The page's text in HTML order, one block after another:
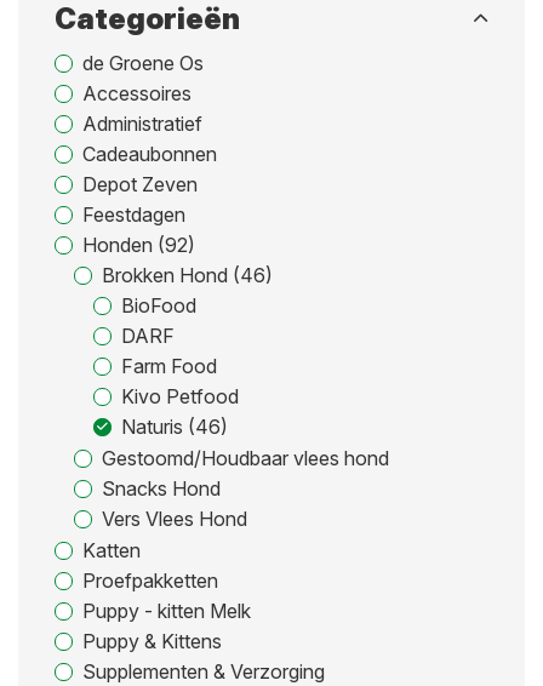
Categorieën
de Groene Os
Accessoires
Administratief
Cadeaubonnen
Depot Zeven
Feestdagen
Honden (92)
Brokken Hond (46)
BioFood
DARF
Farm Food
Kivo Petfood
Naturis (46)
Gestoomd/Houdbaar vlees hond
Snacks Hond
Vers Vlees Hond
Katten
Proefpakketten
Puppy - kitten Melk
Puppy & Kittens
Supplementen & Verzorging